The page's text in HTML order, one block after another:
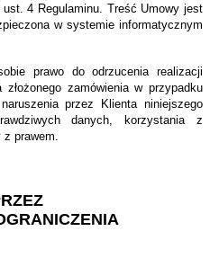
4 Regulaminu. Treść Umowy jest
w systemie informatycznym
prawo do odrzucenia realizacji
złożonego zamówienia w przypadku
przez Klienta niniejszego
danych, korzystania z
prawem.